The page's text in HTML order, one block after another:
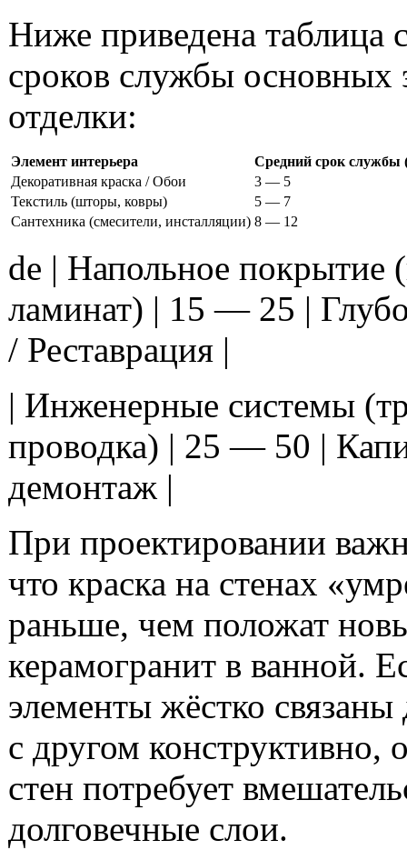
Ниже приведена таблица
сроков службы основных
отделки:
Элемент интерьера
Средний срок службы
Декоративная краска / Обои
3 — 5
Текстиль (шторы, ковры)
5 — 7
Сантехника (смесители, инсталляции) 8 — 12
de | Напольное покрытие
ламинат) | 15 — 25 |
/ Реставрация |
| Инженерные системы
проводка) | 25 — 50 |
демонтаж |
При проектировании
что краска на стенах
раньше, чем положат
керамогранит в ванной.
элементы жёстко связаны
с другом конструктивно,
стен потребует
долговечные слои.